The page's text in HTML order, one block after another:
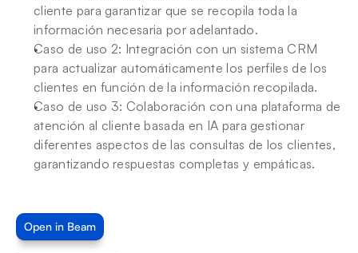
Open in Beam
cliente para garantizar que se recopila toda la
información necesaria por adelantado.
Caso de uso 2: Integración con un sistema CRM
para actualizar automáticamente los perfiles de los
clientes en función de la información recopilada.
Caso de uso 3: Colaboración con una plataforma de
atención al cliente basada en IA para gestionar
diferentes aspectos de las consultas de los clientes,
garantizando respuestas completas y empáticas.